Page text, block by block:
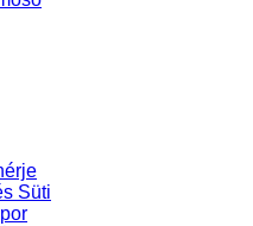
Süti